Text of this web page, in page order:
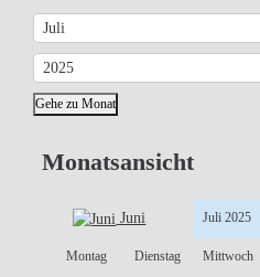
Gehe zu Monat
Monatsansicht
Juni Juli 2025
Montag Dienstag Mittwoch